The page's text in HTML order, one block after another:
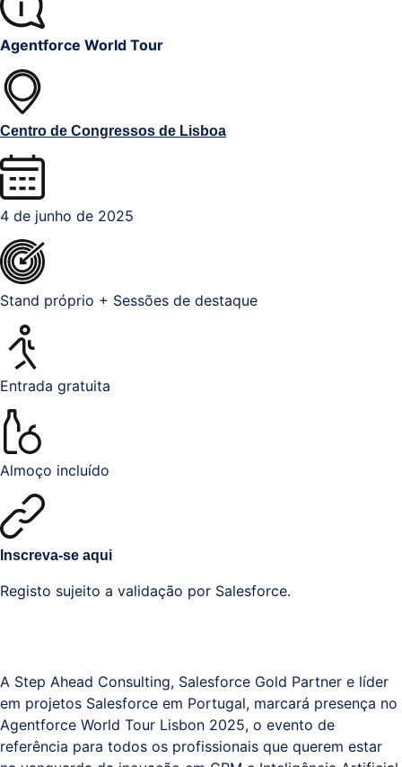
Comercial
(ITPS)
Agentforce World Tour
Centro de Congressos de Lisboa
4 de junho de 2025
Stand próprio + Sessões de destaque
Entrada gratuita
Almoço incluído
Inscreva-se aqui
Registo sujeito a validação por Salesforce.
A Step Ahead Consulting, Salesforce Gold Partner e líder
em projetos Salesforce em Portugal, marcará presença no
Agentforce World Tour Lisbon 2025, o evento de
referência para todos os profissionais que querem estar